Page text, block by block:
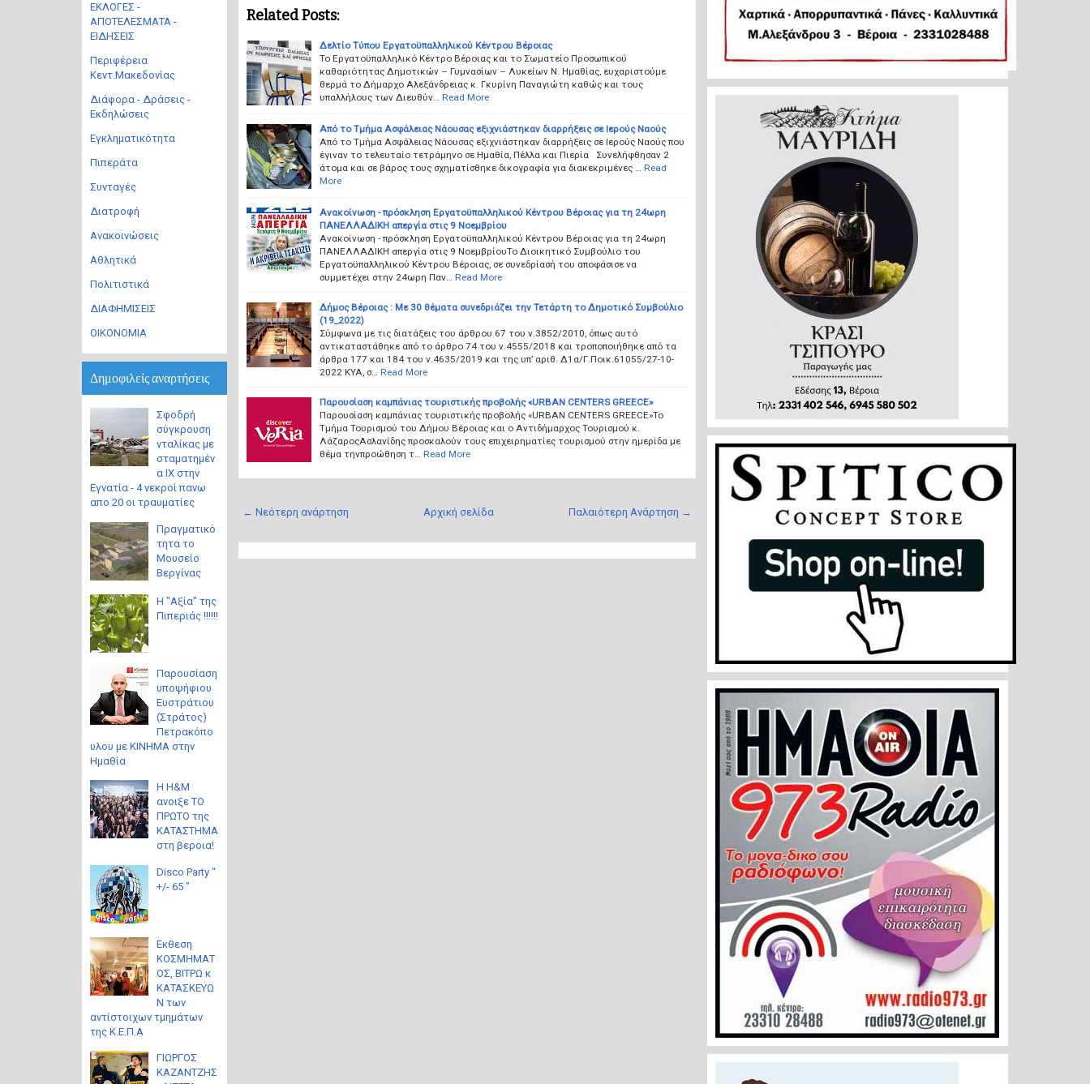
Related Posts:
Δελτίο Τύπου Εργατοϋπαλληλικού Κέντρου Βέροιας
Το Εργατοϋπαλληλικό Κέντρο Βέροιας και το Σωματείο Προσωπικού
καθαριότητας Δημοτικών – Γυμνασίων – Λυκείων Ν. Ημαθίας, ευχαριστούμε
θερμά το Δήμαρχο Αλεξάνδρειας κ. Γκυρίνη Παναγιώτη καθώς και τους
υπαλλήλους των Διευθύν…
Read More
Από το Τμήμα Ασφάλειας Νάουσας εξιχνιάστηκαν διαρρήξεις σε Ιερούς Ναούς
Από το Τμήμα Ασφάλειας Νάουσας εξιχνιάστηκαν διαρρήξεις σε Ιερούς Ναούς που
έγιναν το τελευταίο τετράμηνο σε Ημαθία, Πέλλα και Πιερία Συνελήφθησαν 2
άτομα και σε βάρος τους σχηματίσθηκε δικογραφία για διακεκριμένες …
Read
More
Ανακοίνωση - πρόσκληση Εργατοϋπαλληλικού Κέντρου Βέροιας για τη 24ωρη
ΠΑΝΕΛΛΑΔΙΚΗ απεργία στις 9 Νοεμβρίου
Ανακοίνωση - πρόσκληση Εργατοϋπαλληλικού Κέντρου Βέροιας για τη 24ωρη
ΠΑΝΕΛΛΑΔΙΚΗ απεργία στις 9 ΝοεμβρίουΤο Διοικητικό Συμβούλιο του
Εργατοϋπαλληλικού Κέντρου Βέροιας, σε συνεδρίασή του αποφάσισε να
συμμετέχει στην 24ωρη Παν…
Read More
Δήμος Βέροιας : Με 30 θέματα συνεδριάζει την Τετάρτη το Δημοτικό Συμβούλιο
(19_2022)
Σύμφωνα με τις διατάξεις του άρθρου 67 του ν.3852/2010, όπως αυτό
αντικαταστάθηκε από το άρθρο 74 του ν.4555/2018 και τροποποιήθηκε από τα
άρθρα 177 και 184 του ν.4635/2019 και της υπ’ αριθ. Δ1α/Γ.Ποικ.61055/27-10-
2022 ΚΥΑ, σ…
Read More
Παρουσίαση καμπάνιας τουριστικής προβολής «URBAN CENTERS GREECE»
Παρουσίαση καμπάνιας τουριστικής προβολής «URBAN CENTERS GREECE»Το
Τμήμα Τουρισμού του Δήμου Βέροιας και ο Αντιδήμαρχος Τουρισμού κ.
ΛάζαροςΑσλανίδης προσκαλούν τους επιχειρηματίες τουρισμού στην ημερίδα με
θέμα τηνπροώθηση τ…
Read More
← Νεότερη ανάρτηση Παλαιότερη Ανάρτηση →
Αρχική σελίδα
ΕΚΛΟΓΕΣ -
ΑΠΟΤΕΛΕΣΜΑΤΑ -
ΕΙΔΗΣΕΙΣ
Περιφέρεια
Κεντ.Μακεδονίας
Διάφορα - Δράσεις -
Εκδηλώσεις
Εγκληματικότητα
Πιπεράτα
Συνταγές
Διατροφή
Ανακοινώσεις
Αθλητικά
Πολιτιστικά
ΔΙΑΦΗΜΙΣΕΙΣ
ΟΙΚΟΝΟΜΙΑ
Δημοφιλείς αναρτήσεις
Σφοδρή
σύγκρουση
νταλίκας με
σταματημέν
α ΙΧ στην
Εγνατία - 4 νεκροί πανω
απο 20 οι τραυματίες
Πραγματικό
τητα το
Μουσείο
Βεργίνας
Η "Αξία" της
Πιπεριάς !!!!!!
Παρουσίαση
υποψήφιου
Ευστράτιου
(Στράτος)
Πετρακόπο
υλου με ΚΙΝΗΜΑ στην
Ημαθία
Η H&M
ανοιξε ΤΟ
ΠΡΩΤΟ της
ΚΑΤΑΣΤΗΜΑ
στη βεροια!
Disco Party “
+/- 65 ”
Eκθεση
ΚΟΣΜΗΜΑΤ
ΟΣ, ΒΙΤΡΩ κ
ΚΑΤΑΣΚΕΥΩ
Ν των
αντίστοιχων τμημάτων
της Κ.Ε.Π.Α
ΓΙΩΡΓΟΣ
ΚΑΖΑΝΤΖΗΣ